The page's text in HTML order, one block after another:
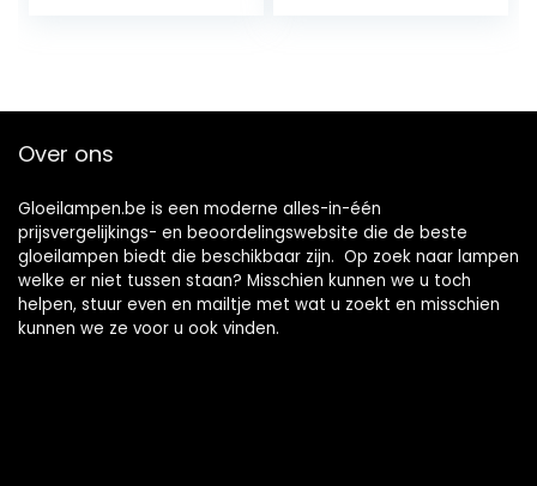
Over ons
Gloeilampen.be is een moderne alles-in-één
prijsvergelijkings- en beoordelingswebsite die de beste
gloeilampen biedt die beschikbaar zijn. Op zoek naar lampen
welke er niet tussen staan? Misschien kunnen we u toch
helpen, stuur even en mailtje met wat u zoekt en misschien
kunnen we ze voor u ook vinden.